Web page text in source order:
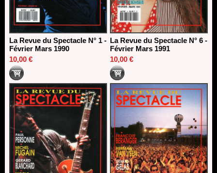
La Revue du Spectacle N° 1 -
Février Mars 1990
10,00 €
La Revue du Spectacle N° 6 -
Février Mars 1991
10,00 €